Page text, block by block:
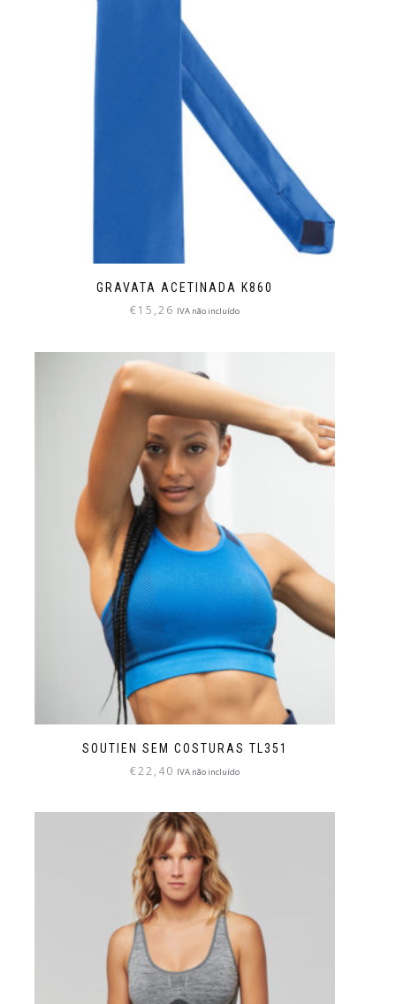
GRAVATA ACETINADA K860
€15,26 IVA não incluído
SOUTIEN SEM COSTURAS TL351
€22,40 IVA não incluído